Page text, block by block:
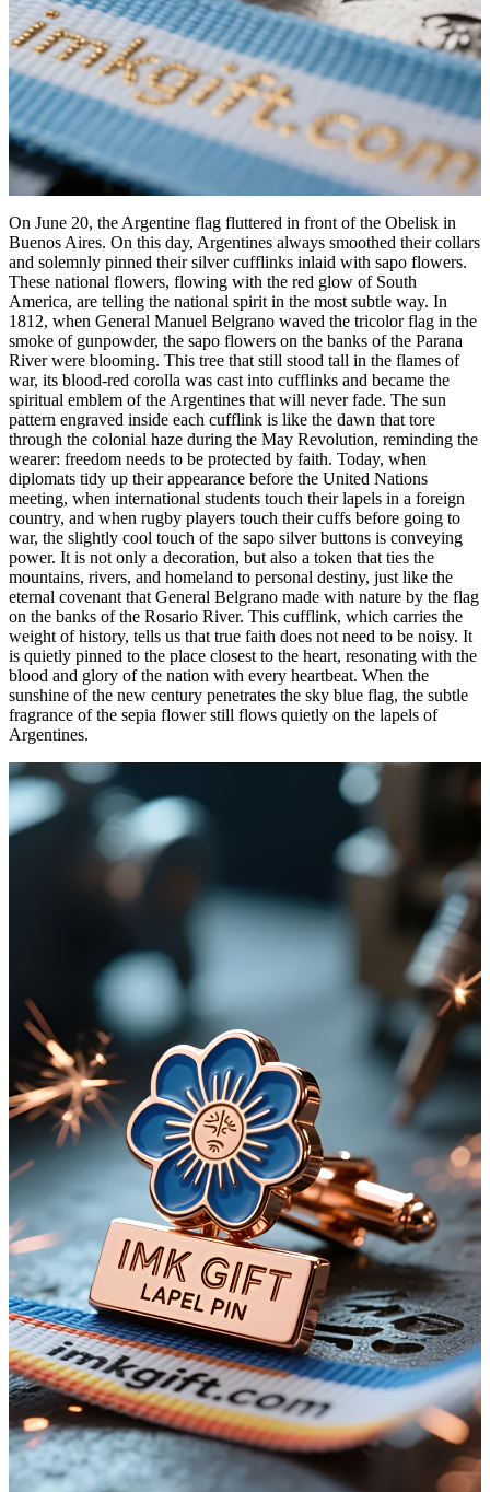
On June 20, the Argentine flag fluttered in front of the Obelisk in
Buenos Aires. On this day, Argentines always smoothed their collars
and solemnly pinned their silver cufflinks inlaid with sapo flowers.
These national flowers, flowing with the red glow of South
America, are telling the national spirit in the most subtle way. In
1812, when General Manuel Belgrano waved the tricolor flag in the
smoke of gunpowder, the sapo flowers on the banks of the Parana
River were blooming. This tree that still stood tall in the flames of
war, its blood-red corolla was cast into cufflinks and became the
spiritual emblem of the Argentines that will never fade. The sun
pattern engraved inside each cufflink is like the dawn that tore
through the colonial haze during the May Revolution, reminding the
wearer: freedom needs to be protected by faith. Today, when
diplomats tidy up their appearance before the United Nations
meeting, when international students touch their lapels in a foreign
country, and when rugby players touch their cuffs before going to
war, the slightly cool touch of the sapo silver buttons is conveying
power. It is not only a decoration, but also a token that ties the
mountains, rivers, and homeland to personal destiny, just like the
eternal covenant that General Belgrano made with nature by the flag
on the banks of the Rosario River. This cufflink, which carries the
weight of history, tells us that true faith does not need to be noisy. It
is quietly pinned to the place closest to the heart, resonating with the
blood and glory of the nation with every heartbeat. When the
sunshine of the new century penetrates the sky blue flag, the subtle
fragrance of the sepia flower still flows quietly on the lapels of
Argentines.